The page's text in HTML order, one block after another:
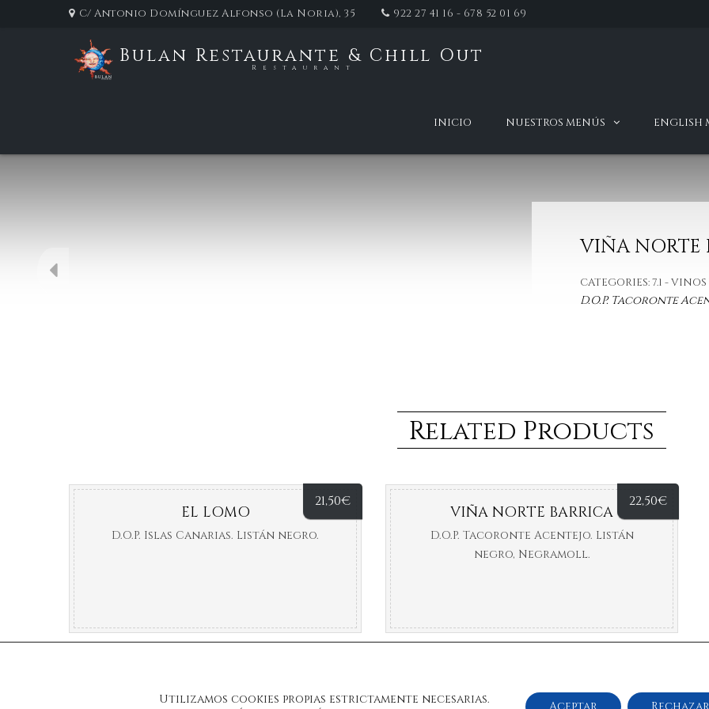
C/ Antonio Domínguez Alfonso (La Noria), 35 922 27 41 16 - 678 52 01 69
Bulan Restaurante & Chill Out
Restaurant
INICIO NUESTROS MENÚS ENGLISH
VIÑA NORTE
CATEGORIES:7.1 -
D.O.P. Tacoronte
Related Products
21,50€
EL LOMO
D.O.P. Islas Canarias. Listán negro.
22,50€
VIÑA NORTE BARRICA
D.O.P. Tacoronte Acentejo. Listán
negro, Negramoll.
Utilizamos cookies propias estrictamente necesarias.